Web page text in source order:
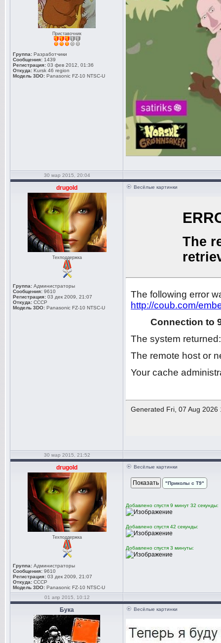
Приставочник
Группа: Разработчики
Сообщения: 1439
Регистрация: 03 фев 2012, 01:36
Откуда: Kursk 46 region
Модель 3DO: Panasonic FZ-10 NTSC-U
30 мар 2015, 20:04
drugold
Техподдержка
Группа: Администраторы
Сообщения: 9610
Регистрация: 03 дек 2009, 21:07
Откуда: СССР
Модель 3DO: Panasonic FZ-10 NTSC-U
Весёлые картинки
30 мар 2015, 21:52
drugold
Техподдержка
Группа: Администраторы
Сообщения: 9610
Регистрация: 03 дек 2009, 21:07
Откуда: СССР
Модель 3DO: Panasonic FZ-10 NTSC-U
Весёлые картинки
"Приколы с Т9"
Добавлено спустя 9 минут 32 секунды:
Добавлено спустя 42 секунды:
Добавлено спустя 3 минуты:
01 апр 2015, 10:12
Бука Весёлые картинки